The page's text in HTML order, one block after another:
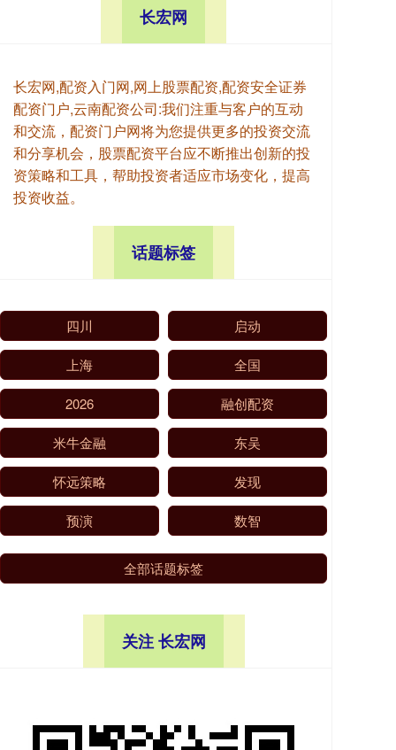
长宏网
长宏网,配资入门网,网上股票配资,配资安全证券
配资门户,云南配资公司:我们注重与客户的互动
和交流，配资门户网将为您提供更多的投资交流
和分享机会，股票配资平台应不断推出创新的投
资策略和工具，帮助投资者适应市场变化，提高
投资收益。
话题标签
四川 启动
上海 全国
2026 融创配资
米牛金融 东吴
怀远策略 发现
预演 数智
全部话题标签
关注 长宏网